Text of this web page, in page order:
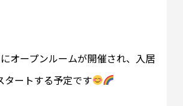
オープンルームが開催され、入居
タートする予定です